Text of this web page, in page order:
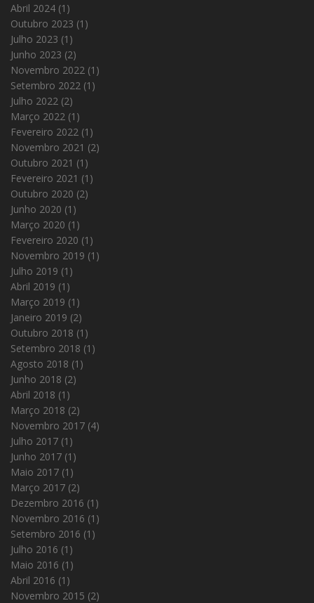
Abril 2024 (1)
Outubro 2023 (1)
Julho 2023 (1)
Junho 2023 (2)
Novembro 2022 (1)
Setembro 2022 (1)
Julho 2022 (2)
Março 2022 (1)
Fevereiro 2022 (1)
Novembro 2021 (2)
Outubro 2021 (1)
Fevereiro 2021 (1)
Outubro 2020 (2)
Junho 2020 (1)
Março 2020 (1)
Fevereiro 2020 (1)
Novembro 2019 (1)
Julho 2019 (1)
Abril 2019 (1)
Março 2019 (1)
Janeiro 2019 (2)
Outubro 2018 (1)
Setembro 2018 (1)
Agosto 2018 (1)
Junho 2018 (2)
Abril 2018 (1)
Março 2018 (2)
Novembro 2017 (4)
Julho 2017 (1)
Junho 2017 (1)
Maio 2017 (1)
Março 2017 (2)
Dezembro 2016 (1)
Novembro 2016 (1)
Setembro 2016 (1)
Julho 2016 (1)
Maio 2016 (1)
Abril 2016 (1)
Novembro 2015 (2)